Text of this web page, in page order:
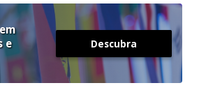
e
Descubra